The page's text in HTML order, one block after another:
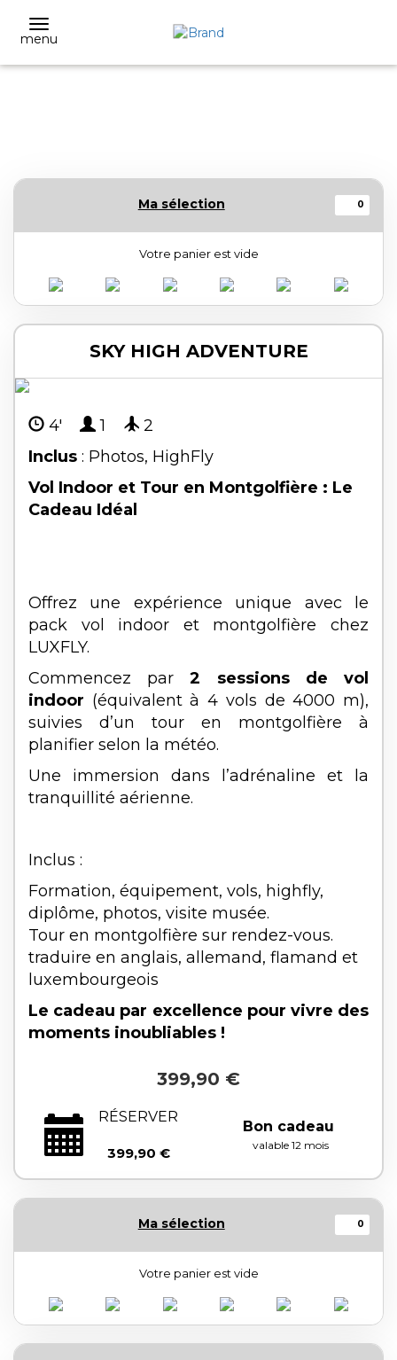
menu
Ma sélection 0
Votre panier est vide
SKY HIGH ADVENTURE
4' 1
2
Inclus : Photos, HighFly
Vol Indoor et Tour en Montgolfière : Le
Cadeau Idéal
Offrez une expérience unique avec le
pack vol indoor et montgolfière chez
LUXFLY.
Commencez par2 sessions de vol
indoor (équivalent à 4 vols de 4000 m),
suivies d’un tour en montgolfière à
planifier selon la météo.
Une immersion dans l’adrénaline et la
tranquillité aérienne.
Inclus :
Formation, équipement, vols, highfly,
diplôme, photos, visite musée.
Tour en montgolfière sur rendez-vous.
traduire en anglais, allemand, flamand et
luxembourgeois
Le cadeau par excellence pour vivre des
moments inoubliables !
399,90 €
RÉSERVER
399,90 €
Bon cadeau
valable 12 mois
Ma sélection 0
Votre panier est vide